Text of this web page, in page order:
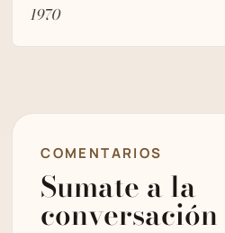
1970
COMENTARIOS
Sumate a la
conversación